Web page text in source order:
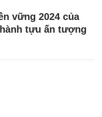
vững 2024 của
tựu ấn tượng